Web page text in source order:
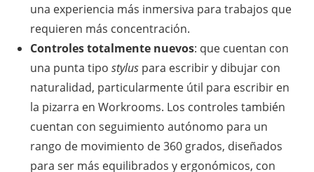
una experiencia más inmersiva para trabajos que
requieren más concentración.
Controles totalmente nuevos: que cuentan con
una punta tipo stylus para escribir y dibujar con
naturalidad, particularmente útil para escribir en
la pizarra en Workrooms. Los controles también
cuentan con seguimiento autónomo para un
rango de movimiento de 360 ​​grados, diseñados
para ser más equilibrados y ergonómicos, con